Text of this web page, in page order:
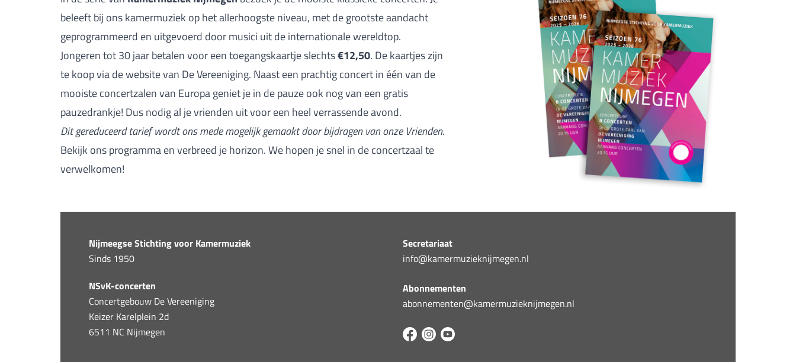
beleeft bij ons kamermuziek op het allerhoogste niveau, met de grootste aandacht
geprogrammeerd en uitgevoerd door musici uit de internationale wereldtop.
Jongeren tot 30 jaar betalen voor een toegangskaartje slechts€12,50. De kaartjes zijn
te koopvia de website van De Vereeniging. Naast een prachtig concert in één van de
mooiste concertzalen van Europa geniet je in de pauze ook nog van een gratis
pauzedrankje! Dus nodig al je vrienden uit voor een heel verrassende avond.
Dit gereduceerd tarief wordt ons mede mogelijk gemaakt door bijdragen van onze Vrienden.
Bekijk onsprogrammaen verbreed je horizon. We hopen je snel in de concertzaal te
verwelkomen!
Nijmeegse Stichting voor Kamermuziek
Sinds 1950
NSvK-concerten
Concertgebouw De Vereeniging
Keizer Karelplein 2d
6511 NC Nijmegen
Secretariaat
info@kamermuzieknijmegen.nl
Abonnementen
abonnementen@kamermuzieknijmegen.nl